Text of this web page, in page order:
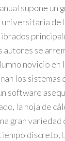
supone un
universitaria de
autores se
novicio en
los sistemas
software
la hoja de
gran variedad
discreto,